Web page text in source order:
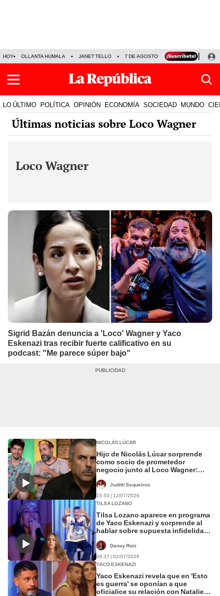
HOY OLLANTA HUMALA JANET TELLO 7 DE AGOSTO TINKA RESULTADOS
LO ÚLTIMO POLÍTICA OPINIÓN ECONOMÍA SOCIEDAD MUNDO
Últimas noticias sobre Loco Wagner
Loco Wagner
Sigrid Bazán denuncia a 'Loco' Wagner y Yaco
Eskenazi tras recibir fuerte calificativo en su
podcast: "Me parece súper bajo"
NICOLÁS LÚCAR
Hijo de Nicolás Lúcar sorprende
como socio de prometedor
negocio junto al Loco Wagner:
Judith Sequeiros
15:53 | 12/07/2026
TILSA LOZANO
Tilsa Lozano aparece en programa
de Yaco Eskenazi y sorprende al
hablar sobre supuesta infidelidad
ya me picaba"
Danay Ruiz
09:37 | 02/07/2026
YACO ESKENAZI
Yaco Eskenazi revela que en 'Esto
es guerra' se oponían a que
oficialice su relación con Natalie